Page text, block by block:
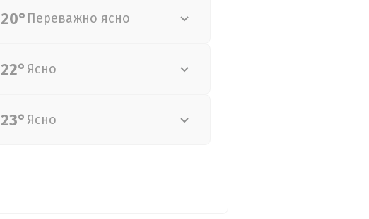
20° Переважно ясно
22° Ясно
23° Ясно